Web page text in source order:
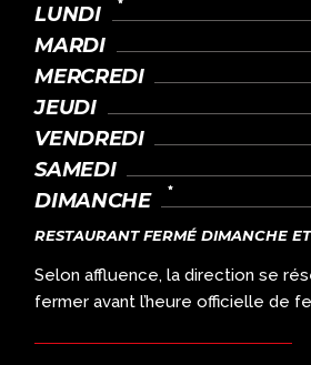
LUNDI
MARDI
MERCREDI
JEUDI
VENDREDI
SAMEDI
DIMANCHE
RESTAURANT FERMÉ DIMANCHE
Selon affluence, la direction se
fermer avant l’heure officielle de